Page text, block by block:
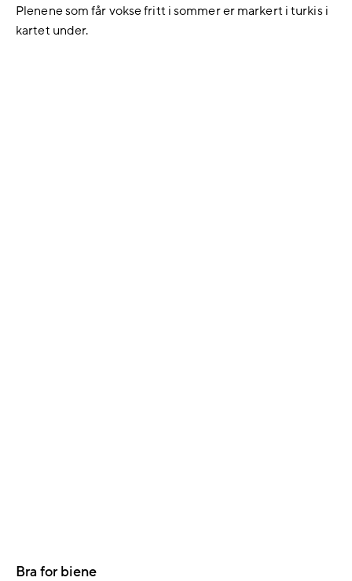
Plenene som får vokse fritt i sommer er markert i turkis i
kartet under.
Bra for biene